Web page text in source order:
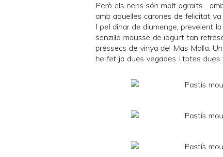
Però els nens són molt agraïts...
amb aquelles carones de felicitat
I pel dinar de diumenge, preveient
senzilla mousse de iogurt tan
préssecs de vinya del Mas Molla.
he fet ja dues vegades i totes dues